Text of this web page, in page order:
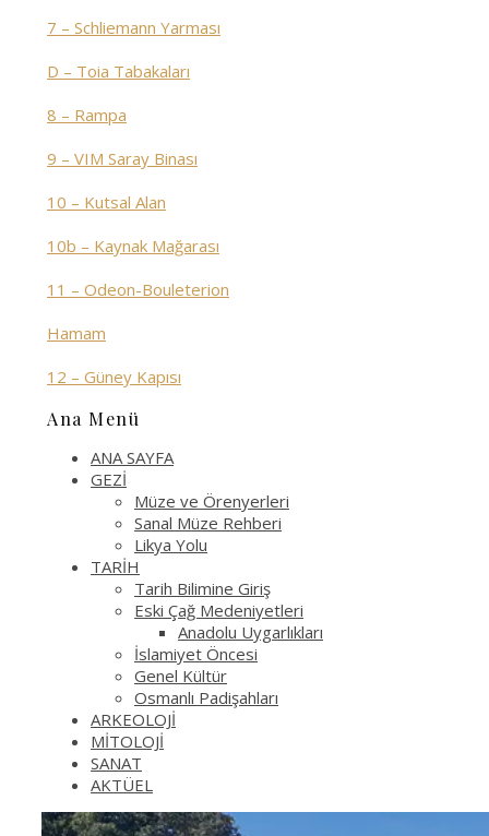
7 – Schliemann Yarması
D – Toia Tabakaları
8 – Rampa
9 – VIM Saray Binası
10 – Kutsal Alan
10b – Kaynak Mağarası
11 – Odeon-Bouleterion
Hamam
12 – Güney Kapısı
Ana Menü
ANA SAYFA
GEZİ
Müze ve Örenyerleri
Sanal Müze Rehberi
Likya Yolu
TARİH
Tarih Bilimine Giriş
Eski Çağ Medeniyetleri
Anadolu Uygarlıkları
İslamiyet Öncesi
Genel Kültür
Osmanlı Padişahları
ARKEOLOJİ
MİTOLOJİ
SANAT
AKTÜEL